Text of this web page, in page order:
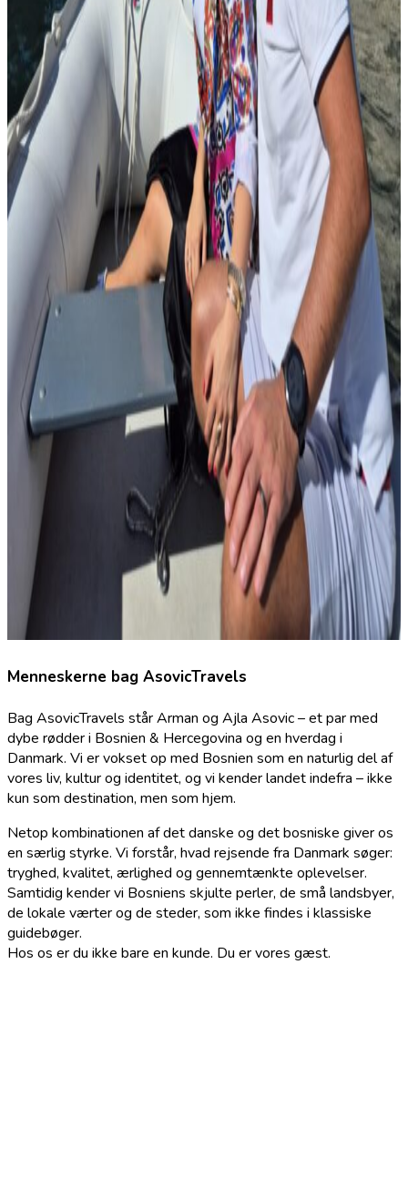
Menneskerne bag AsovicTravels
Bag AsovicTravels står Arman og Ajla Asovic – et par med
dybe rødder i Bosnien & Hercegovina og en hverdag i
Danmark. Vi er vokset op med Bosnien som en naturlig del af
vores liv, kultur og identitet, og vi kender landet indefra – ikke
kun som destination, men som hjem.
Netop kombinationen af det danske og det bosniske giver os
en særlig styrke. Vi forstår, hvad rejsende fra Danmark søger:
tryghed, kvalitet, ærlighed og gennemtænkte oplevelser.
Samtidig kender vi Bosniens skjulte perler, de små landsbyer,
de lokale værter og de steder, som ikke findes i klassiske
guidebøger.
Hos os er du ikke bare en kunde. Du er vores gæst.